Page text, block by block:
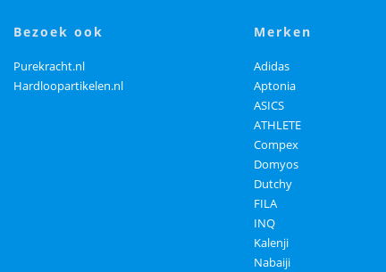
bezoek ook
Purekracht.nl
Hardloopartikelen.nl
merken
Adidas
Aptonia
ASICS
ATHLETE
Compex
Domyos
Dutchy
FILA
INQ
Kalenji
Nabaiji